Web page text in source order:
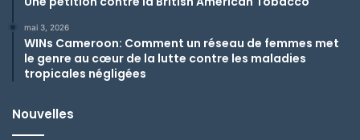
mai 3, 2026
WINs Cameroon: Comment un réseau de femmes met
le genre au cœur de la lutte contre les maladies
tropicales négligées
Nouvelles